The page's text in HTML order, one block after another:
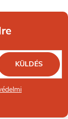
KÜLDÉS